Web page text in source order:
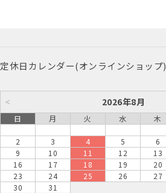
定休日カレンダー(オンラインショップ)
< 2026年8月
日 月 火 水 木
2
3 4 5 6
9
10 11 12 13
16
17 18 19 20
23
24 25 26 27
30
31